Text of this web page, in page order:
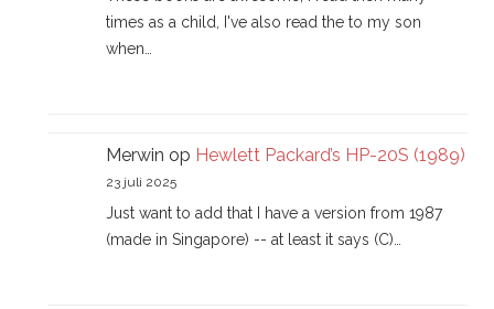
times as a child, I've also read the to my son
when…
Merwin op Hewlett Packard’s HP-20S (1989)
23 juli 2025
Just want to add that I have a version from 1987
(made in Singapore) -- at least it says (C)…